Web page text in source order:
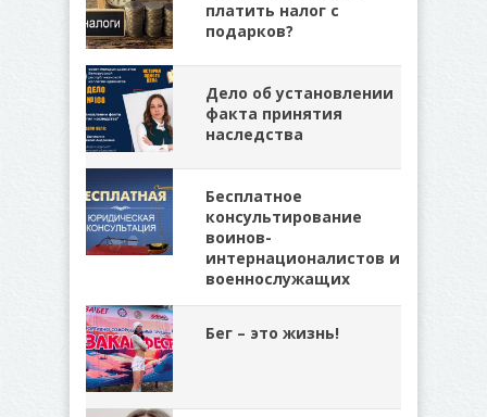
платить налог с
подарков?
Дело об установлении
факта принятия
наследства
Бесплатное
консультирование
воинов-
интернационалистов и
военнослужащих
Бег – это жизнь!